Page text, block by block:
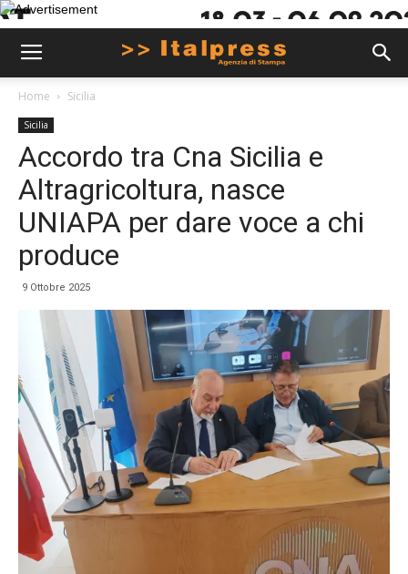
Home Sicilia
Sicilia
Accordo tra Cna Sicilia e
Altragricoltura, nasce
UNIAPA per dare voce a chi
produce
9 Ottobre 2025